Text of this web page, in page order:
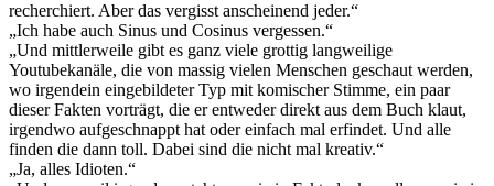
recherchiert. Aber das vergisst anscheinend jeder.“
„Ich habe auch Sinus und Cosinus vergessen.“
„Und mittlerweile gibt es ganz viele grottig langweilige
Youtubekanäle, die von massig vielen Menschen geschaut werden,
wo irgendein eingebildeter Typ mit komischer Stimme, ein paar
dieser Fakten vorträgt, die er entweder direkt aus dem Buch klaut,
irgendwo aufgeschnappt hat oder einfach mal erfindet. Und alle
finden die dann toll. Dabei sind die nicht mal kreativ.“
„Ja, alles Idioten.“